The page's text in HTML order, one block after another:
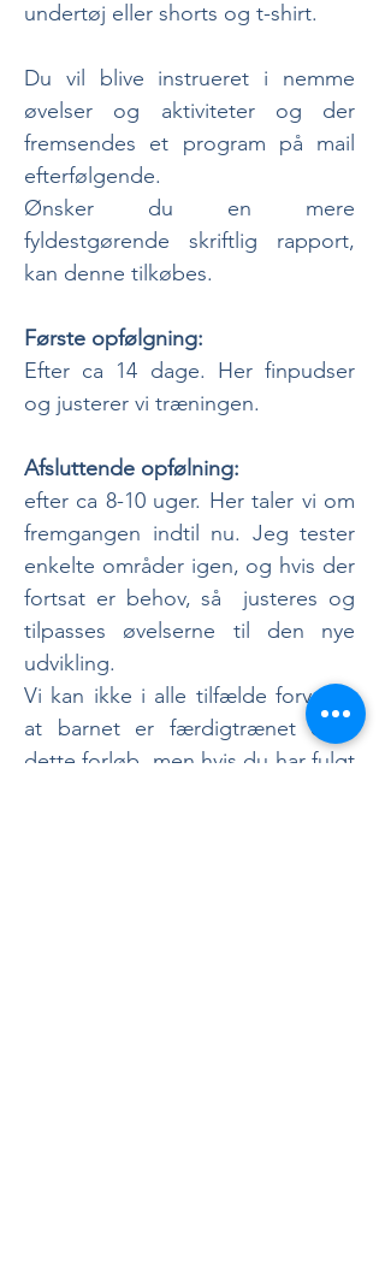
undertøj eller shorts og t-shirt.
Du vil blive instrueret i nemme
øvelser og aktiviteter og der
fremsendes et program på mail
efterfølgende.
Ønsker du en mere
fyldestgørende skriftlig rapport,
kan denne tilkøbes.
Første opfølgning:
Efter ca 14 dage. Her finpudser
og justerer vi træningen.
Afsluttende opfølning:
efter ca 8-10 uger. Her taler vi om
fremgangen indtil nu. Jeg tester
enkelte områder igen, og hvis der
fortsat er behov, så justeres og
tilpasses øvelserne til den nye
udvikling.
Vi kan ikke i alle tilfælde forvente
at barnet er færdigtrænet efter
dette forløb, men hvis du har fulgt